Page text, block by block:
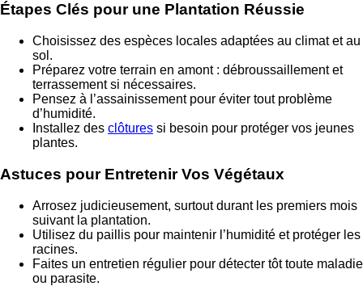
Étapes Clés pour une Plantation Réussie
Choisissez des espèces locales adaptées au climat et au
sol.
Préparez votre terrain en amont : débroussaillement et
terrassement si nécessaires.
Pensez à l’assainissement pour éviter tout problème
d’humidité.
Installez des clôtures si besoin pour protéger vos jeunes
plantes.
Astuces pour Entretenir Vos Végétaux
Arrosez judicieusement, surtout durant les premiers mois
suivant la plantation.
Utilisez du paillis pour maintenir l’humidité et protéger les
racines.
Faites un entretien régulier pour détecter tôt toute maladie
ou parasite.